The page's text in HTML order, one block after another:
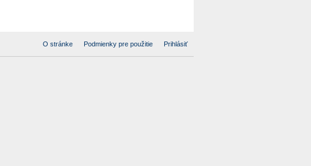
O stránke Podmienky pre použitie Prihlásiť